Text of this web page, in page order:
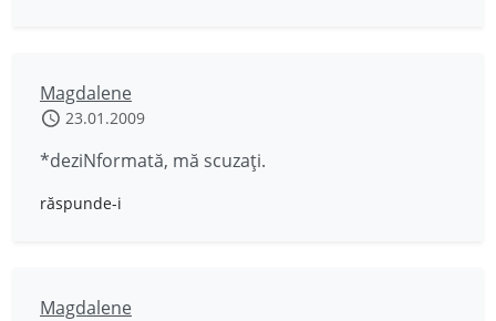
Magdalene
23.01.2009
*deziNformată, mă scuzaţi.
răspunde-i
Magdalene